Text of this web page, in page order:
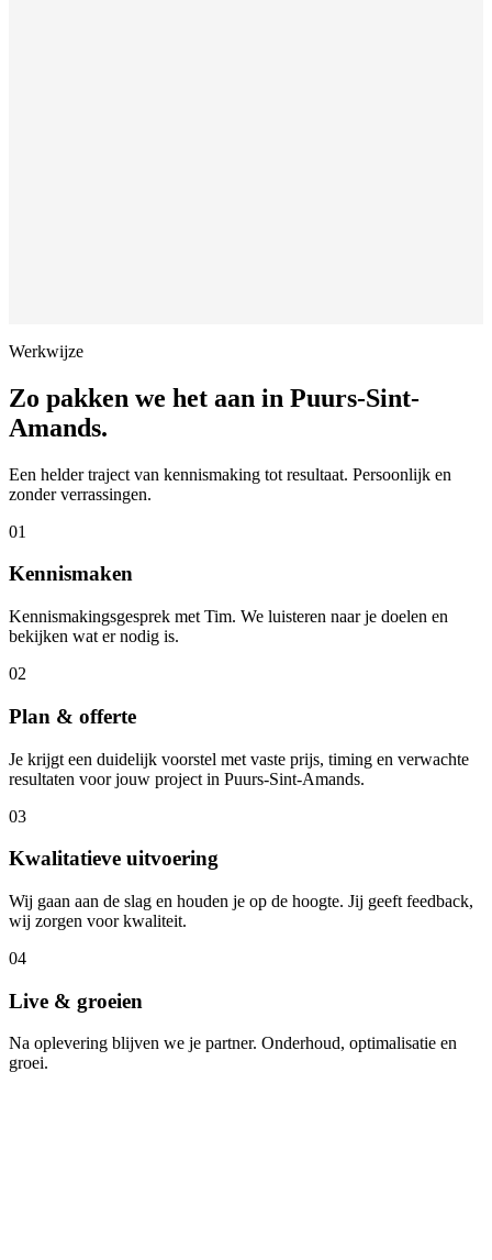
Werkwijze
Zo pakken we het aan in Puurs-Sint-
Amands.
Een helder traject van kennismaking tot resultaat. Persoonlijk en
zonder verrassingen.
01
Kennismaken
Kennismakingsgesprek met Tim. We luisteren naar je doelen en
bekijken wat er nodig is.
02
Plan & offerte
Je krijgt een duidelijk voorstel met vaste prijs, timing en verwachte
resultaten voor jouw project in Puurs-Sint-Amands.
03
Kwalitatieve uitvoering
Wij gaan aan de slag en houden je op de hoogte. Jij geeft feedback,
wij zorgen voor kwaliteit.
04
Live & groeien
Na oplevering blijven we je partner. Onderhoud, optimalisatie en
groei.